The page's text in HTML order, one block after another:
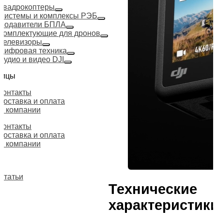
и комплексы РЭБ
БПЛА
для дронов
техника
и видео DJI
и оплата
компании
и оплата
компании
Технические